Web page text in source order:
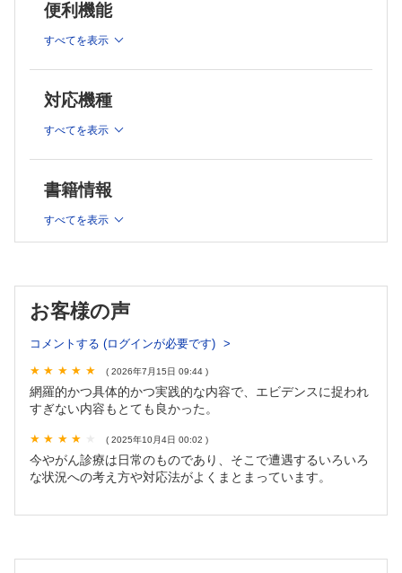
ージョンリアクション【大山 優】
3. 疼痛【大衡竜太】
4. がん患者の呼吸困難【大場俊輝】
6. 意識障害【瀬口京介】
7. 倦怠感（動けない）【大衡竜太】
1. 脳転移・がん性髄膜炎【渡邉修貴】
6. 腫瘍崩壊症候群【瀬口京介】
7. 抗がん剤治療に関連した感染症マネジメント【佐田竜一】
9. Trousseau症候群【木村恵理】
10. 血栓性微小血管症（TMA）/播種性血管内凝固症候群
（DIC）【銘苅康太郎】
11. 免疫チェックポイント阻害薬の副作用管理【小口億人】
もらいたい間質性肺炎の基本【伊藤博之】
13. がんによる消化管閉塞/胆道閉塞/尿路閉塞【板垣奈恵，仲地
健一郎，船登智將】
第4章 緩和ケアと終末期の対応
2. がん疼痛に対する緩和ケア【大竹健人】
便利機能
すべてを表示
対応機種
すべてを表示
書籍情報
すべてを表示
お客様の声
コメントする (ログインが必要です)
( 2026年7月15日 09:44 )
網羅的かつ具体的かつ実践的な内容で、エビデンスに捉われ
すぎない内容もとても良かった。
( 2025年10月4日 00:02 )
今やがん診療は日常のものであり、そこで遭遇するいろいろ
な状況への考え方や対応法がよくまとまっています。